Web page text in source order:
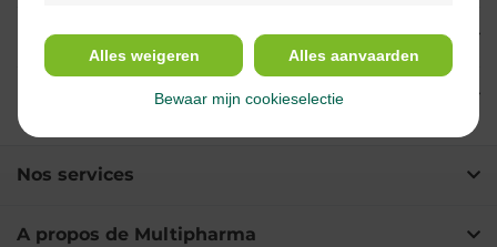
Indications
Nos services
A propos de Multipharma
Alles weigeren Alles aanvaarden
Bewaar mijn cookieselectie